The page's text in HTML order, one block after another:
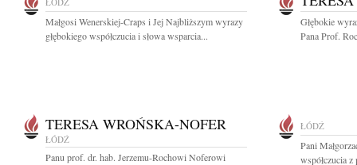
Małgosi Wenerskiej-Craps i Jej Najbliższym wyrazy
głębokiego współczucia i słowa wsparcia...
Głębokie
Pana Prof.
TERESA WROŃSKA-NOFER
ŁÓDŹ
Panu prof. dr. hab. Jerzemu-Rochowi Noferowi
ŁÓDŹ
Pani
współczucia